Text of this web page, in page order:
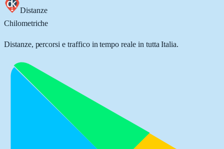
Distanze
Chilometriche
Distanze, percorsi e traffico in tempo reale in tutta Italia.